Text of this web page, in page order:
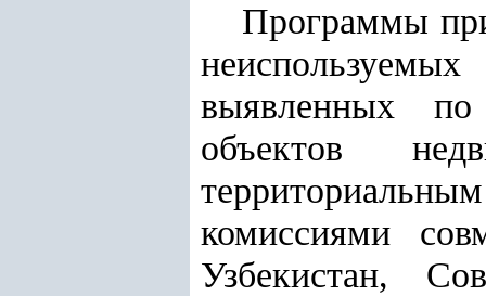
Программы
выявленных по
объектов
комиссиями
Узбекистан,